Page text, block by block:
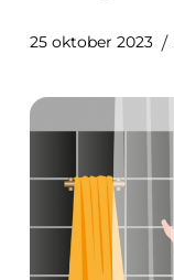
25 oktober 2023